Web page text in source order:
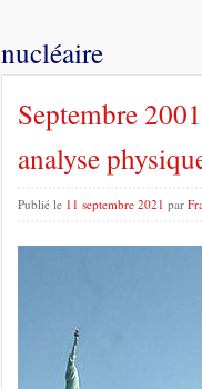
nucléaire
Septembre
analyse
Publié le 11 septembre 2021 par